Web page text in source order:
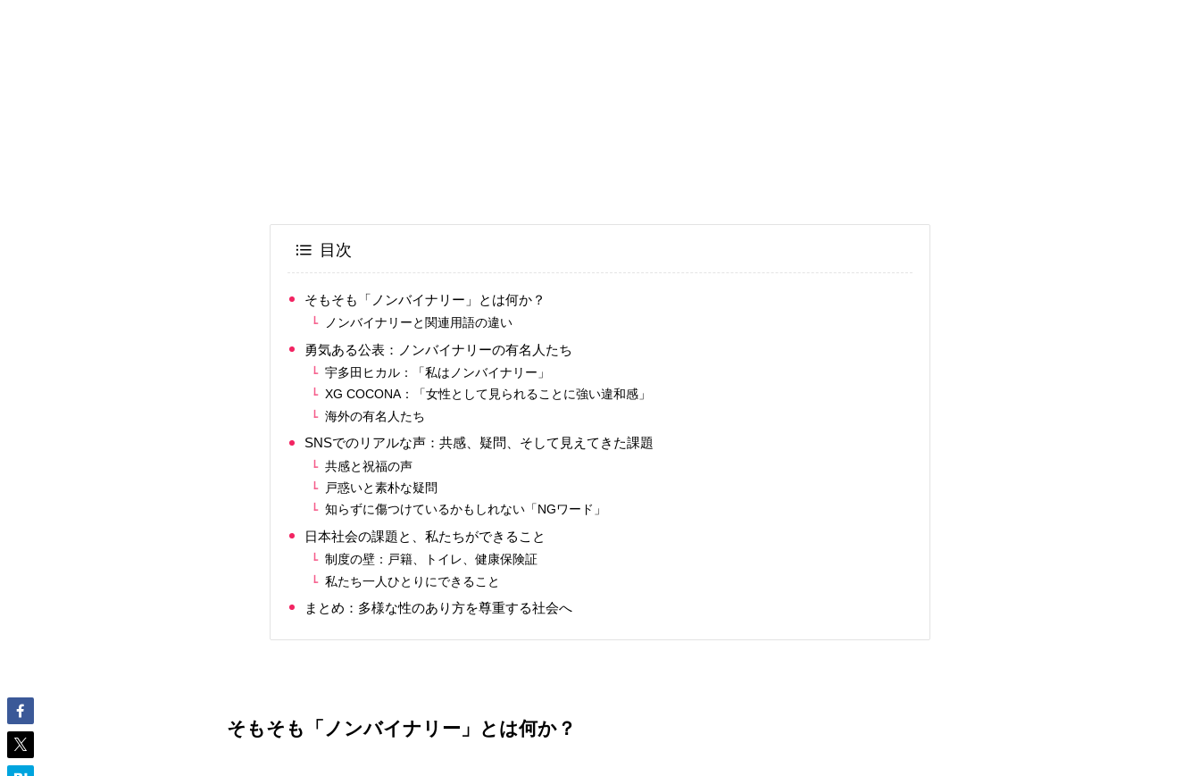
目次
そもそも「ノンバイナリー」とは何か？
ノンバイナリーと関連用語の違い
勇気ある公表：ノンバイナリーの有名人たち
宇多田ヒカル：「私はノンバイナリー」
XG COCONA：「女性として見られることに強い違和感」
海外の有名人たち
SNSでのリアルな声：共感、疑問、そして見えてきた課題
共感と祝福の声
戸惑いと素朴な疑問
知らずに傷つけているかもしれない「NGワード」
日本社会の課題と、私たちができること
制度の壁：戸籍、トイレ、健康保険証
私たち一人ひとりにできること
まとめ：多様な性のあり方を尊重する社会へ
そもそも「ノンバイナリー」とは何か？